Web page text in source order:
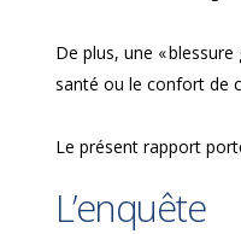
De plus, une «
santé ou le confort de
Le présent rapport
L’enquête